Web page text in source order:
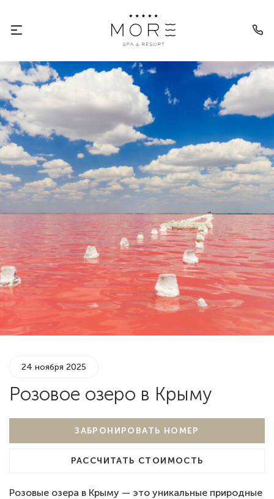
24 ноября 2025
Розовое озеро в Крыму
ЗАБРОНИРОВАТЬ НОМЕР
РАССЧИТАТЬ СТОИМОСТЬ
Розовые озера в Крыму — это уникальные природные